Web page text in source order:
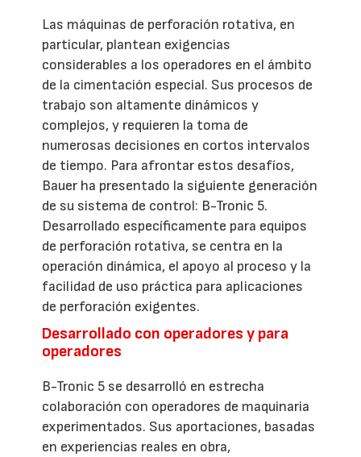
Las máquinas de perforación rotativa, en
particular, plantean exigencias
considerables a los operadores en el ámbito
de la cimentación especial. Sus procesos de
trabajo son altamente dinámicos y
complejos, y requieren la toma de
numerosas decisiones en cortos intervalos
de tiempo. Para afrontar estos desafíos,
Bauer ha presentado la siguiente generación
de su sistema de control: B-Tronic 5.
Desarrollado específicamente para equipos
de perforación rotativa, se centra en la
operación dinámica, el apoyo al proceso y la
facilidad de uso práctica para aplicaciones
de perforación exigentes.
Desarrollado con operadores y para
operadores
B-Tronic 5 se desarrolló en estrecha
colaboración con operadores de maquinaria
experimentados. Sus aportaciones, basadas
en experiencias reales en obra,